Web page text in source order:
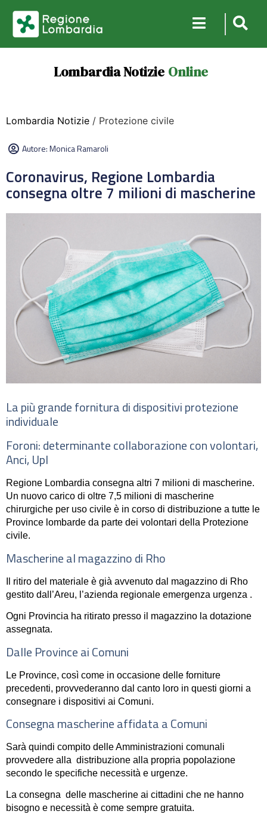
Lombardia Notizie Online
Lombardia Notizie / Protezione civile
Autore:Monica Ramaroli
Coronavirus, Regione Lombardia
consegna oltre 7 milioni di mascherine
La più grande fornitura di dispositivi protezione
individuale
Foroni: determinante collaborazione con volontari,
Anci, Upl
Regione Lombardia consegna altri 7 milioni di mascherine.
Un nuovo carico di oltre 7,5 milioni di mascherine
chirurgiche per uso civile è in corso di distribuzione a tutte le
Province lombarde da parte dei volontari della Protezione
civile.
Mascherine al magazzino di Rho
Il ritiro del materiale è già avvenuto dal magazzino di Rho
gestito dall’Areu, l’azienda regionale emergenza urgenza .
Ogni Provincia ha ritirato presso il magazzino la dotazione
assegnata.
Dalle Province ai Comuni
Le Province, così come in occasione delle forniture
precedenti, provvederanno dal canto loro in questi giorni a
consegnare i dispositivi ai Comuni.
Consegna mascherine affidata a Comuni
Sarà quindi compito delle Amministrazioni comunali
provvedere alla distribuzione alla propria popolazione
secondo le specifiche necessità e urgenze.
La consegna delle mascherine ai cittadini che ne hanno
bisogno e necessità è come sempre gratuita.